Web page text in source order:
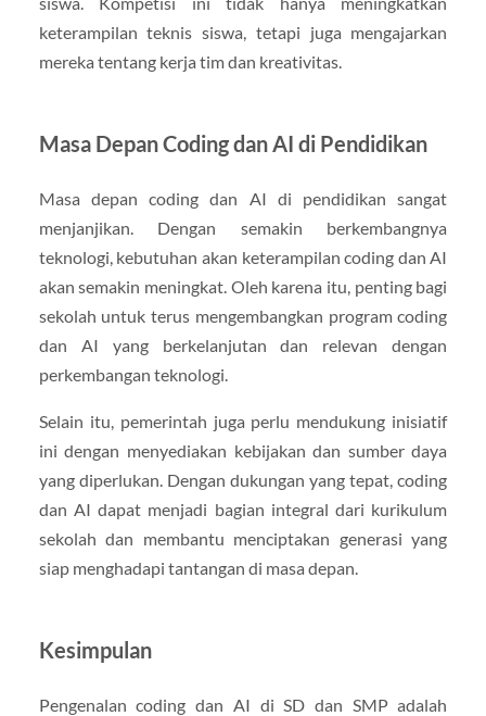
keterampilan teknis siswa, tetapi juga mengajarkan
mereka tentang kerja tim dan kreativitas.
Masa Depan Coding dan AI di Pendidikan
Masa depan coding dan AI di pendidikan sangat
menjanjikan. Dengan semakin berkembangnya
teknologi, kebutuhan akan keterampilan coding dan AI
akan semakin meningkat. Oleh karena itu, penting bagi
sekolah untuk terus mengembangkan program coding
dan AI yang berkelanjutan dan relevan dengan
perkembangan teknologi.
Selain itu, pemerintah juga perlu mendukung inisiatif
ini dengan menyediakan kebijakan dan sumber daya
yang diperlukan. Dengan dukungan yang tepat, coding
dan AI dapat menjadi bagian integral dari kurikulum
sekolah dan membantu menciptakan generasi yang
siap menghadapi tantangan di masa depan.
Kesimpulan
Pengenalan coding dan AI di SD dan SMP adalah